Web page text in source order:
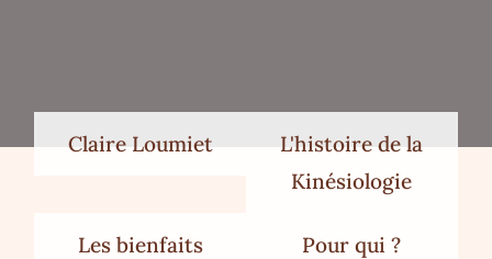
Claire Loumiet
L'histoire de la
Kinésiologie
Les bienfaits Pour qui ?